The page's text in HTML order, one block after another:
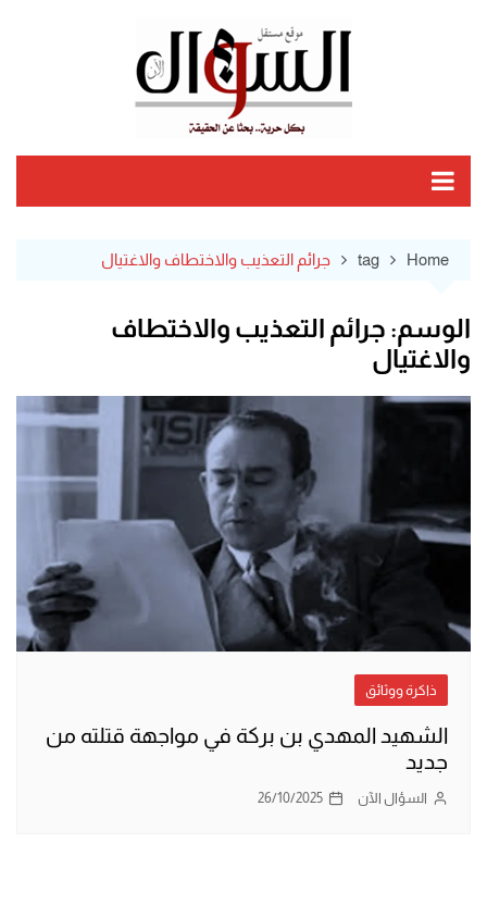
Home
tag جرائم التعذيب والاختطاف والاغتيال
الوسم: جرائم التعذيب والاختطاف
والاغتيال
ذاكرة ووثائق
الشهيد المهدي بن بركة في مواجهة قتلته من
جديد
السؤال الآن 26/10/2025